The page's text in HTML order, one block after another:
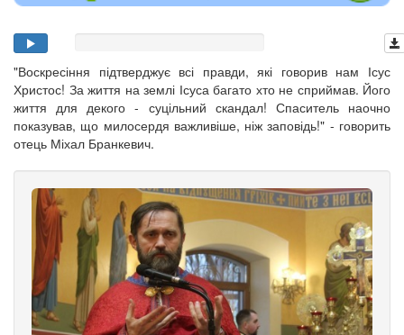
"Воскресіння підтверджує всі правди, які говорив нам Ісус
Христос! За життя на землі Ісуса багато хто не сприймав. Його
життя для декого - суцільний скандал! Спаситель наочно
показував, що милосердя важливіше, ніж заповідь!" - говорить
отець Міхал Бранкевич.